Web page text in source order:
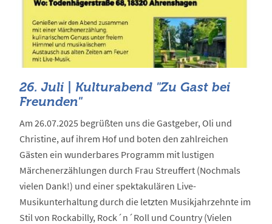
26. Juli | Kulturabend "Zu Gast bei
Freunden"
Am 26.07.2025 begrüßten uns die Gastgeber, Oli und
Christine, auf ihrem Hof und boten den zahlreichen
Gästen ein wunderbares Programm mit lustigen
Märchenerzählungen durch Frau Streuffert (Nochmals
vielen Dank!) und einer spektakulären Live-
Musikunterhaltung durch die letzten Musikjahrzehnte im
Stil von Rockabilly, Rock´n´Roll und Country (Vielen